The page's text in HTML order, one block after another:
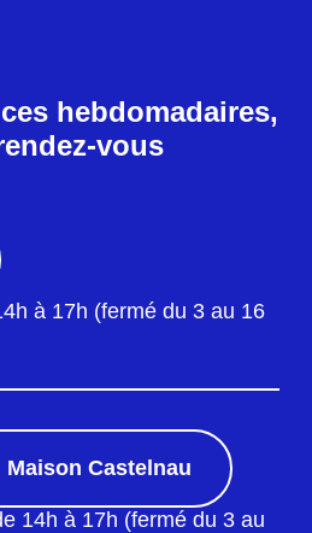
hebdomadaires,
vous
à 17h (fermé du 3 au 16
Maison Castelnau
14h à 17h (fermé du 3 au